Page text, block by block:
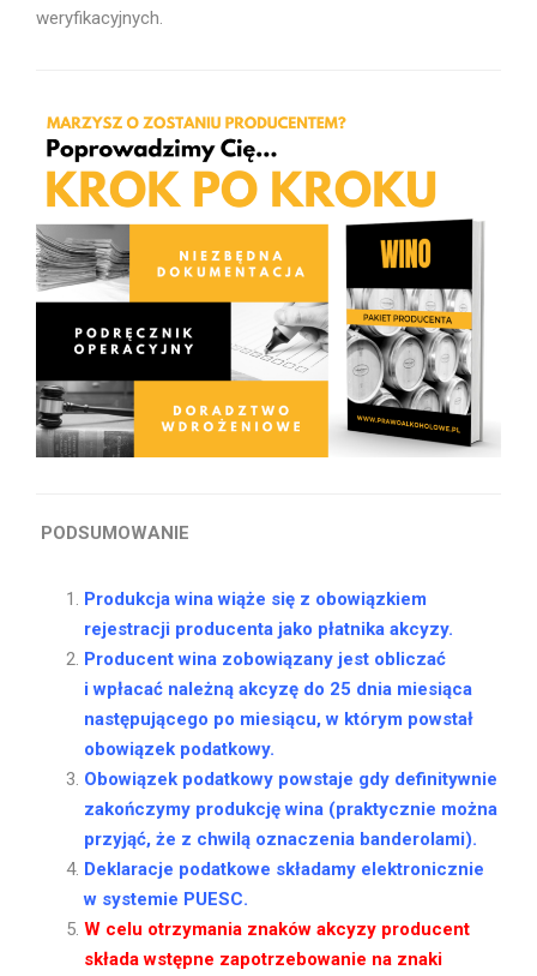
weryfikacyjnych.
PODSUMOWANIE
Produkcja wina wiąże się z obowiązkiem
rejestracji producenta jako płatnika akcyzy.
Producent wina zobowiązany jest obliczać
i wpłacać należną akcyzę do 25 dnia miesiąca
następującego po miesiącu, w którym powstał
obowiązek podatkowy.
Obowiązek podatkowy powstaje gdy definitywnie
zakończymy produkcję wina (praktycznie można
przyjąć, że z chwilą oznaczenia banderolami).
Deklaracje podatkowe składamy elektronicznie
w systemie PUESC.
W celu otrzymania znaków akcyzy producent
składa wstępne zapotrzebowanie na znaki